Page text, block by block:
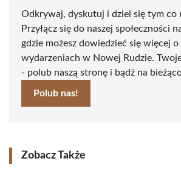
Odkrywaj, dyskutuj i dziel się tym co
Przyłącz się do naszej społeczności
gdzie możesz dowiedzieć się więcej
wydarzeniach w Nowej Rudzie.
- polub naszą stronę i bądź na
Polub nas!
Zobacz Także